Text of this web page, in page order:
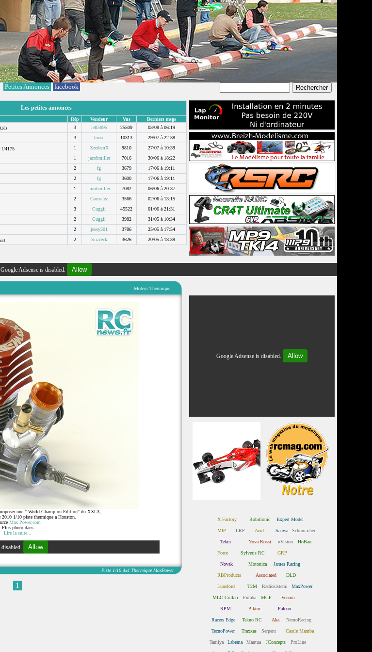
Petites Annonces facebook
Les petites annonces
Rép Vendeur Vus
Derniers msgs
3 Jeff5995 25509 03/08 à 06:19
3 biose 10313 29/07 à 22:38
U4175 1 XzedamX 9810 27/07 à 10:39
1 jacobmiller 7016 30/06 à 18:22
2 fg 3679 17/06 à 19:11
2 fg 3600 17/06 à 19:11
1 jacobmiller 7082 06/06 à 20:37
2 Gonzalez 3566 02/06 à 13:15
3 Cuggii 45522 01/06 à 21:31
2 Cuggii 3982 31/05 à 10:34
2 jessy501 3786 25/05 à 17:54
2 Sizateck 3626 20/05 à 18:39
Google Adsense is disabled. Allow
Moteur Thermique
une " World Champion Edition" du XXL3,
1/10 piste thermique à Houston.
Max Power.com
Plus photo dans
Lire la suite...
Allow
Piste 1/10 4x4 Thermique MaxPower
1
Google Adsense is disabled. Allow
X Factory Robitronic Expert Model
MIP LRP Avid Sanwa Schumacher
Tekin Nova Rossi nVision HoBao
Force Sylveris RC GRP
Novak Motonica James Racing
RBProducts Associated DLD
Lunsford T2M Radiosistemi MaxPower
MLC Collari Futaba MCF Venom
RPM Piktor Falcon
Racers Edge Tekno RC Aka NemoRacing
TecnoPower Traxxas Serpent Castle Mamba
Tamiya Labema Mantua JConcepts ProLine